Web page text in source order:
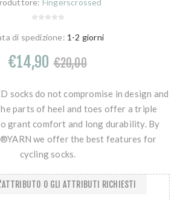
Fingerscrossed
di spedizione: 1-2 giorni
€14,90 €20,00
socks do not compromise in design and
parts of heel and toes offer a triple
grant comfort and long durability. By
we offer the best features for
cycling socks.
O GLI ATTRIBUTI RICHIESTI